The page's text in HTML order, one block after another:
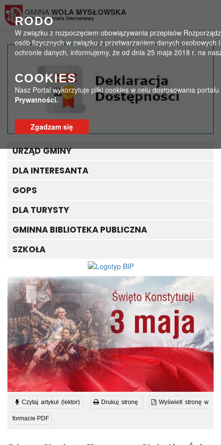
RODO
W związku z rozpoczęciem obowiązywania przepisów
osób fizycznych w związku z przetwarzaniem danych
ochronie danych, informujemy, że od dnia 25 maja 2018 r. na
COOKIES
Nasz Portal wykorzytuje pliki cookies w celu dostosowania
Prywatności.
Zgadzam się
GMINA WOLA MYSŁOWSKA
Oficjalny Serwis Internetowy
Odezwa Komitetu
Honorowego Obchodów
Święta Narodowego
Trzeciego Maja w
Województwie Lubelskim
Strona główna
Odezwa Komitetu Honorowego Obchodów Święta Narodowego
Trzeciego Maja w Województwie Lubelskim
URZĄD GMINY
DLA INTERESANTA
GOPS
DLA TURYSTY
GMINNA BIBLIOTEKA PUBLICZNA
SZKOŁA
Czytaj artykuł (lektor) Drukuj stronę Wyświetl stronę w
formacie PDF